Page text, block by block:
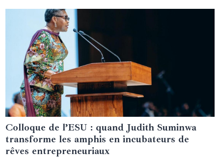
19 décembre 2024
Colloque de l’ESU : quand Judith Suminwa
transforme les amphis en incubateurs de
rêves entrepreneuriaux